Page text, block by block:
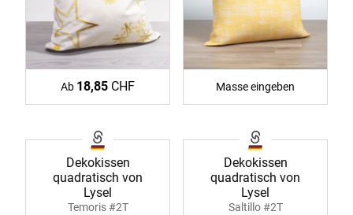
Ab 18,85 CHF Masse eingeben
Dekokissen
quadratisch von
Lysel
Temoris #2T
Dekokissen
quadratisch von
Lysel
Saltillo #2T